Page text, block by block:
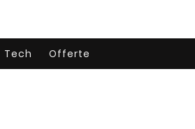
Tech Offerte